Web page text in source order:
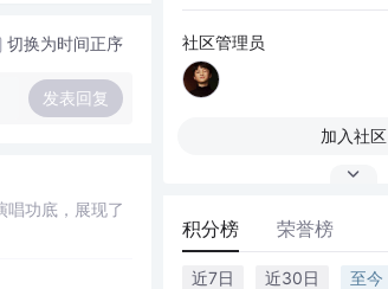
切换为时间正序
发表回复
唱功底，展现了
社区管理员
加入社区
积分榜 荣誉榜
近7日 近30日 至今